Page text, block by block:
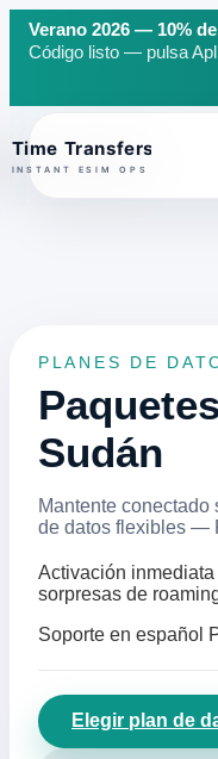
Verano 2026 — 10%
Código listo — pulsa
top
PLANES DE
Sudán
Mantente
de datos flexibles —
Activación inmediata
sorpresas de
Soporte en español
Elegir plan de